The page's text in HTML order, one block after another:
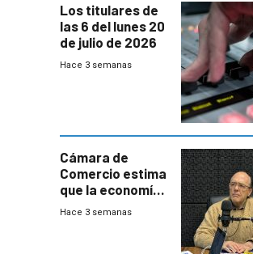
Los titulares de
las 6 del lunes 20
de julio de 2026
Hace 3 semanas
Cámara de
Comercio estima
que la economía
crecerá 1,6%
Hace 3 semanas